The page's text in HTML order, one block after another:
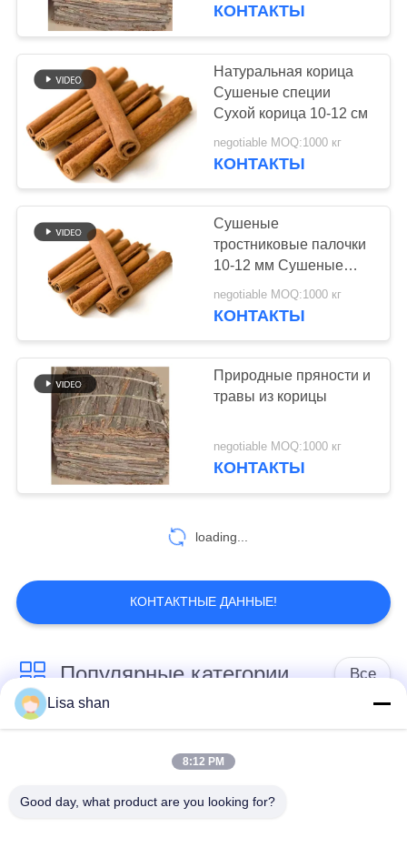
Высушенные
хлопья пеламиды
Высушенные
грибы шиитаке
Листы Маменори
30
ручки curd
высушенной
фасоли
КОНТАКТЫ
Натуральная корица
Сушеные специи
Сухой корица 10-12 см
negotiable MOQ:1000 кг
КОНТАКТЫ
Сушеные
тростниковые палочки
10-12 мм Сушеные
тростниковые палочки
кассии
negotiable MOQ:1000 кг
КОНТАКТЫ
Природные пряности и
травы из корицы
negotiable MOQ:1000 кг
КОНТАКТЫ
loading...
КОНТАКТНЫЕ ДАННЫЕ!
Популярные категории Все
Сухие мякиши
японские мякиши
хлеба
Зажаренная в
Lisa shan
8:12 PM
Good day, what product are you looking for?